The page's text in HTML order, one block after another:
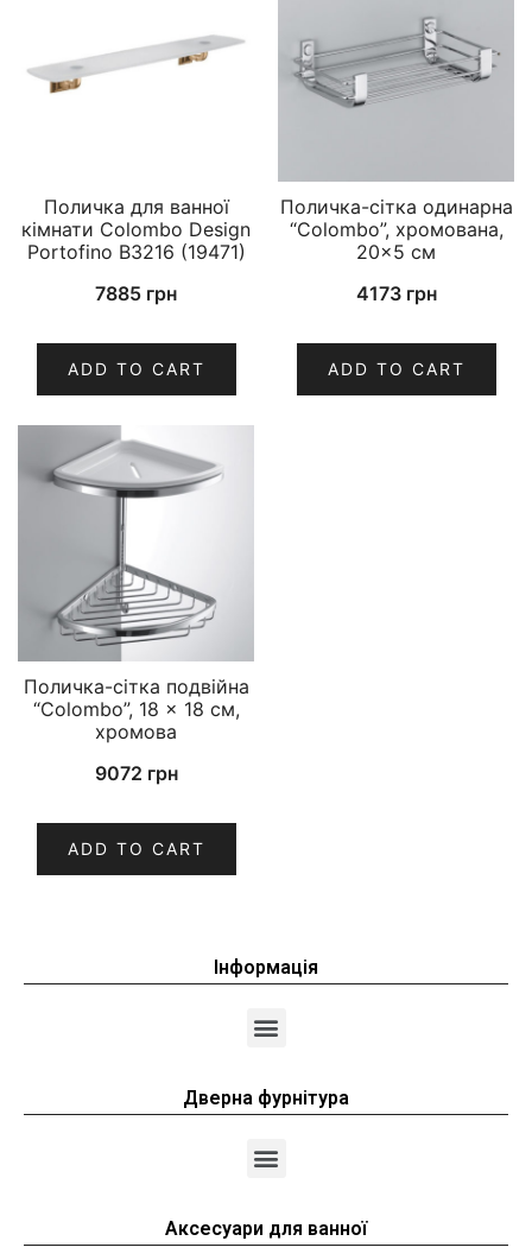
Поличка для ванної
кімнати Colombo Design
Portofino B3216 (19471)
7885 грн
ADD TO CART
Поличка-сітка одинарна
“Colombo”, хромована,
20×5 см
4173 грн
ADD TO CART
Поличка-сітка подвійна
“Colombo”, 18 x 18 см,
хромова
9072 грн
ADD TO CART
Інформація
Дверна фурнітура
Аксесуари для ванної